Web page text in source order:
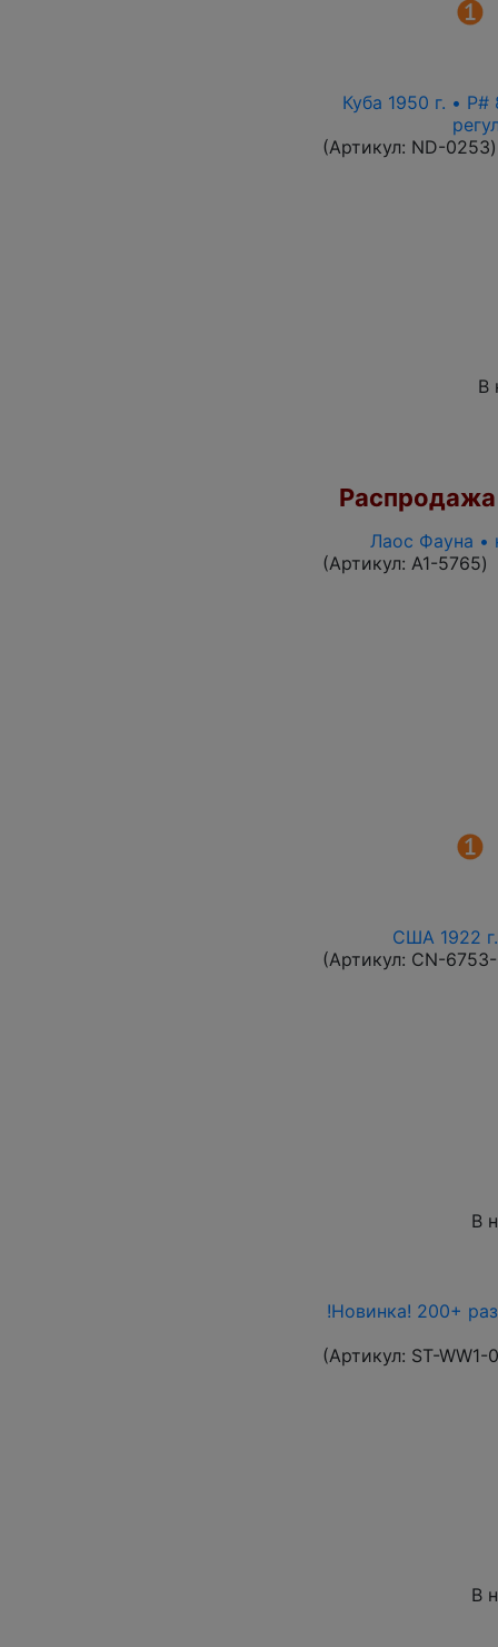
Куба 1950 г. •
(Артикул: ND-0253)
В
Распродажа
Лаос Фауна •
(Артикул: A1-5765)
США 1922
(Артикул: CN-
В
!Новинка! 200+
(Артикул: ST-
В